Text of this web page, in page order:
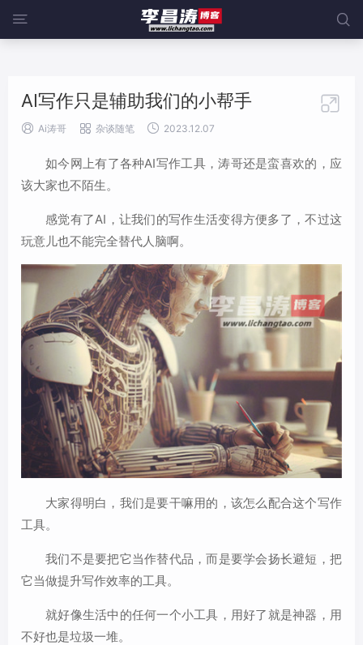
@media screen and (max-width:919px){ .sidebar {display: block;
width: 100%;margin-left: 0;} }
 

AI写作只是辅助我们的小帮手
 Ai涛哥  杂谈随笔  2023.12.07
如今网上有了各种AI写作工具，涛哥还是蛮喜欢的，应
该大家也不陌生。
感觉有了AI，让我们的写作生活变得方便多了，不过这
玩意儿也不能完全替代人脑啊。
大家得明白，我们是要干嘛用的，该怎么配合这个写作
工具。
我们不是要把它当作替代品，而是要学会扬长避短，把
它当做提升写作效率的工具。
就好像生活中的任何一个小工具，用好了就是神器，用
不好也是垃圾一堆。